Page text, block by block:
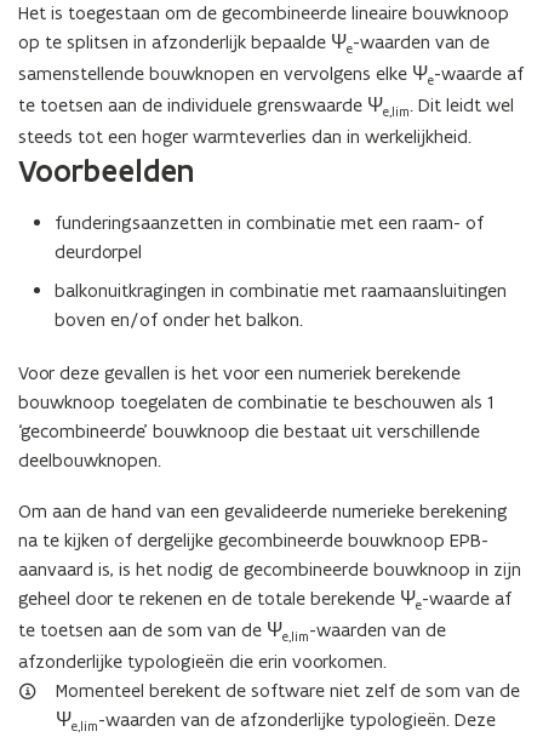
n
i
t
i
e
Het is toegestaan om de gecombineerde lineaire bouwknoop
op te splitsen in afzonderlijk bepaalde Ψe-waarden van de
samenstellende bouwknopen en vervolgens elke Ψe-waarde af
te toetsen aan de individuele grenswaarde Ψe,lim. Dit leidt wel
steeds tot een hoger warmteverlies dan in werkelijkheid.
Voorbeelden
funderingsaanzetten in combinatie met een raam- of
deurdorpel
balkonuitkragingen in combinatie met raamaansluitingen
boven en/of onder het balkon.
Voor deze gevallen is het voor een numeriek berekende
bouwknoop toegelaten de combinatie te beschouwen als 1
‘gecombineerde’ bouwknoop die bestaat uit verschillende
deelbouwknopen.
Om aan de hand van een gevalideerde numerieke berekening
na te kijken of dergelijke gecombineerde bouwknoop EPB-
aanvaard is, is het nodig de gecombineerde bouwknoop in zijn
geheel door te rekenen en de totale berekende Ψe-waarde af
te toetsen aan de som van de Ψe,lim-waarden van de
afzonderlijke typologieën die erin voorkomen.
Momenteel berekent de software niet zelf de som van de
Ψe,lim-waarden van de afzonderlijke typologieën. Deze